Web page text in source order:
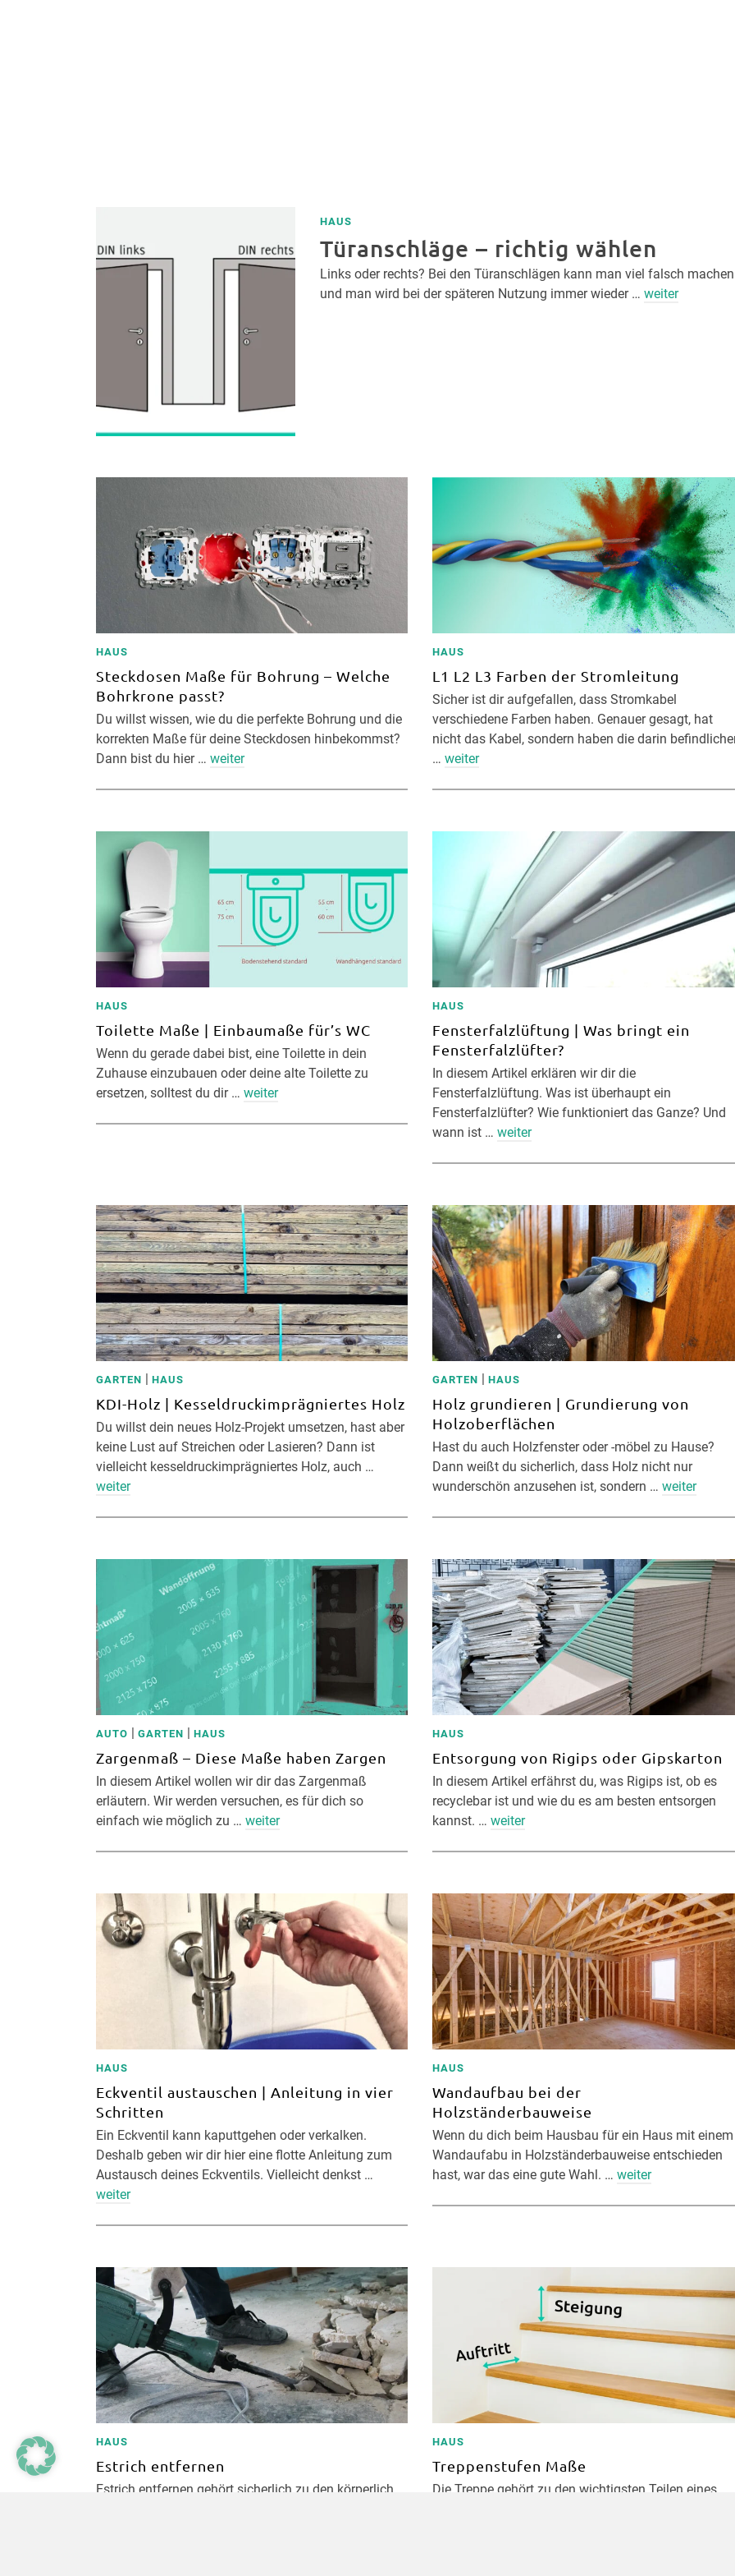
HAUS
Türanschläge – richtig wählen
Links oder rechts? Bei den Türanschlägen kann man viel falsch machen
und man wird bei der späteren Nutzung immer wieder …weiter
HAUS
Steckdosen Maße für Bohrung – Welche
Bohrkrone passt?
Du willst wissen, wie du die perfekte Bohrung und die
korrekten Maße für deine Steckdosen hinbekommst?
Dann bist du hier … weiter
HAUS
L1 L2 L3 Farben der Stromleitung
Sicher ist dir aufgefallen, dass Stromkabel
verschiedene Farben haben. Genauer gesagt, hat
nicht das Kabel, sondern haben die darin
… weiter
HAUS
Toilette Maße | Einbaumaße für’s WC
Wenn du gerade dabei bist, eine Toilette in dein
Zuhause einzubauen oder deine alte Toilette zu
ersetzen, solltest du dir … weiter
HAUS
Fensterfalzlüftung | Was bringt ein
Fensterfalzlüfter?
In diesem Artikel erklären wir dir die
Fensterfalzlüftung. Was ist überhaupt ein
Fensterfalzlüfter? Wie funktioniert das Ganze? Und
wann ist … weiter
GARTEN HAUS
KDI-Holz | Kesseldruckimprägniertes Holz
Du willst dein neues Holz-Projekt umsetzen, hast aber
keine Lust auf Streichen oder Lasieren? Dann ist
vielleicht kesseldruckimprägniertes Holz, auch …
weiter
GARTEN HAUS
Holz grundieren | Grundierung von
Holzoberflächen
Hast du auch Holzfenster oder -möbel zu Hause?
Dann weißt du sicherlich, dass Holz nicht nur
wunderschön anzusehen ist, sondern … weiter
AUTO GARTEN HAUS
Zargenmaß – Diese Maße haben Zargen
In diesem Artikel wollen wir dir das Zargenmaß
erläutern. Wir werden versuchen, es für dich so
einfach wie möglich zu … weiter
HAUS
Entsorgung von Rigips oder Gipskarton
In diesem Artikel erfährst du, was Rigips ist, ob es
recyclebar ist und wie du es am besten entsorgen
kannst. … weiter
HAUS
Eckventil austauschen | Anleitung in vier
Schritten
Ein Eckventil kann kaputtgehen oder verkalken.
Deshalb geben wir dir hier eine flotte Anleitung zum
Austausch deines Eckventils. Vielleicht denkst …
weiter
HAUS
Wandaufbau bei der
Holzständerbauweise
Wenn du dich beim Hausbau für ein Haus mit einem
Wandaufabu in Holzständerbauweise entschieden
hast, war das eine gute Wahl. … weiter
HAUS
Estrich entfernen
Estrich entfernen gehört sicherlich zu den körperlich
HAUS
Treppenstufen Maße
Die Treppe gehört zu den wichtigsten Teilen eines